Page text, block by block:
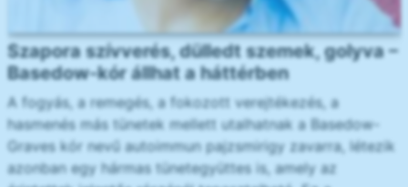
Szapora szívverés, dülledt szemek, golyva –
Basedow-kór állhat a háttérben
A fogyás, a remegés, a fokozott verejtékezés, a
hasmenés más tünetek mellett utalhatnak a Basedow-
Graves kór nevű autoimmun pajzsmirigy zavarra, létezik
azonban egy hármas tünetegyüttes is, amely az